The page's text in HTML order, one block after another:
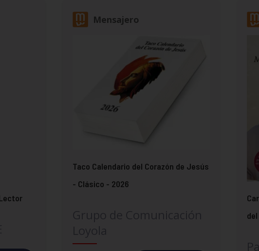
Mensajero
Taco Calendario del Corazón de Jesús
- Clásico - 2026
del